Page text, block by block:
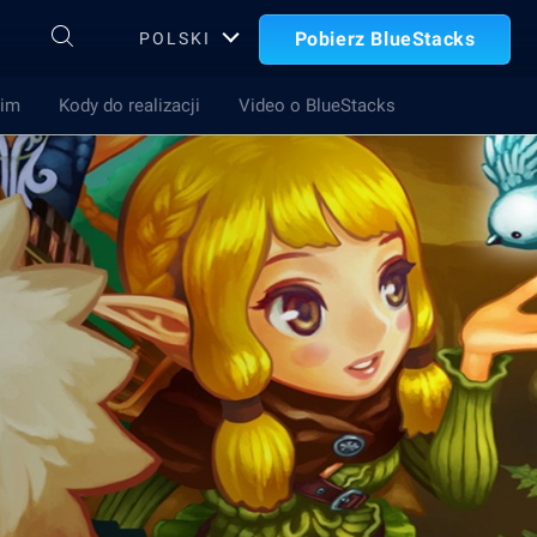
POLSKI Pobierz BlueStacks
Kody do realizacji Video o BlueStacks